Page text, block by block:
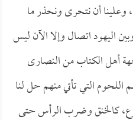
وعلينا أن نتحرى ونحذر ما
اليهود اتصال وإلا الآن ليس
أهل الكتاب من النصارى
اللحوم التي تأتي منهم حل لنا
كالخنق وضرب الرأس حتى